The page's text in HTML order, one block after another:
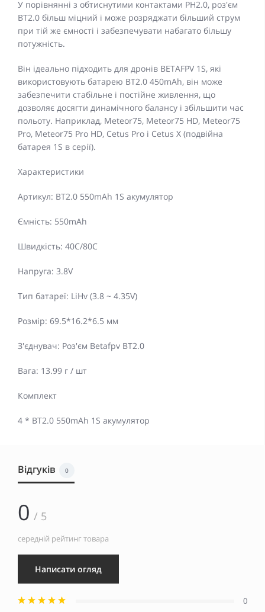
У порівнянні з обтиснутими контактами PH2.0, роз'єм
BT2.0 більш міцний і може розряджати більший струм
при тій же ємності і забезпечувати набагато більшу
потужність.
Він ідеально підходить для дронів BETAFPV 1S, які
використовують батарею BT2.0 450mAh, він може
забезпечити стабільне і постійне живлення, що
дозволяє досягти динамічного балансу і збільшити час
польоту. Наприклад, Meteor75, Meteor75 HD, Meteor75
Pro, Meteor75 Pro HD, Cetus Pro і Cetus X (подвійна
батарея 1S в серії).
Характеристики
Артикул: BT2.0 550mAh 1S акумулятор
Ємність: 550mAh
Швидкість: 40C/80C
Напруга: 3.8V
Тип батареї: LiHv (3.8 ~ 4.35V)
Розмір: 69.5*16.2*6.5 мм
З'єднувач: Роз'єм Betafpv BT2.0
Вага: 13.99 г / шт
Комплект
4 * BT2.0 550mAh 1S акумулятор
Відгуків 0
0 / 5
середній рейтинг товара
Написати огляд
0